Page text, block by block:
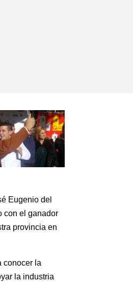
Eugenio del
con el ganador
provincia en
conocer la
la industria